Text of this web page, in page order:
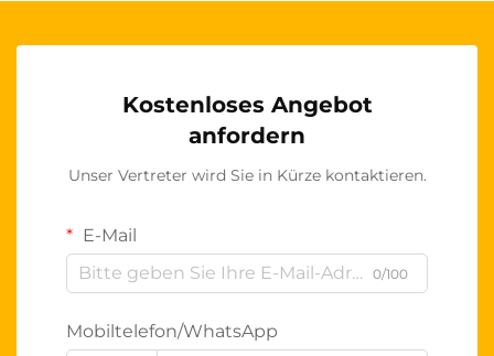
Kostenloses Angebot
anfordern
Unser Vertreter wird Sie in Kürze kontaktieren.
E-Mail
0/100
Mobiltelefon/WhatsApp